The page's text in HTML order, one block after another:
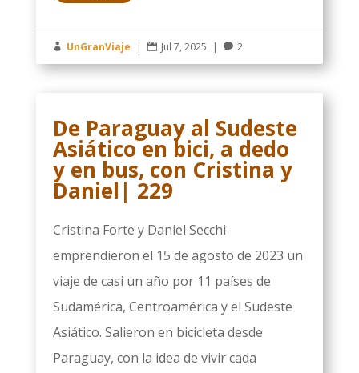
 UnGranViaje |  Jul 7, 2025 |  2
De Paraguay al Sudeste
Asiático en bici, a dedo
y en bus, con Cristina y
Daniel| 229
Cristina Forte y Daniel Secchi
emprendieron el 15 de agosto de 2023 un
viaje de casi un año por 11 países de
Sudamérica, Centroamérica y el Sudeste
Asiático. Salieron en bicicleta desde
Paraguay, con la idea de vivir cada